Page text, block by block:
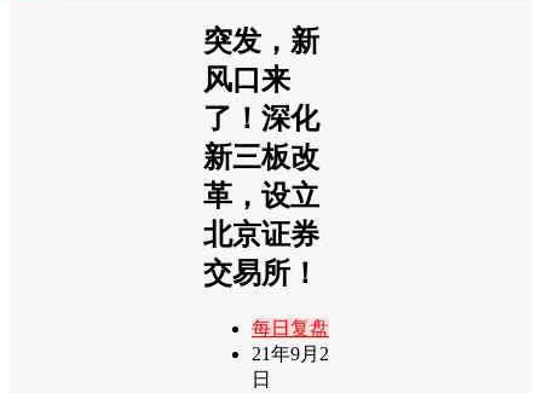
突发，新
风口来
了！深化
新三板改
革，设立
北京证券
交易所！
每日复盘
21年9月2
日